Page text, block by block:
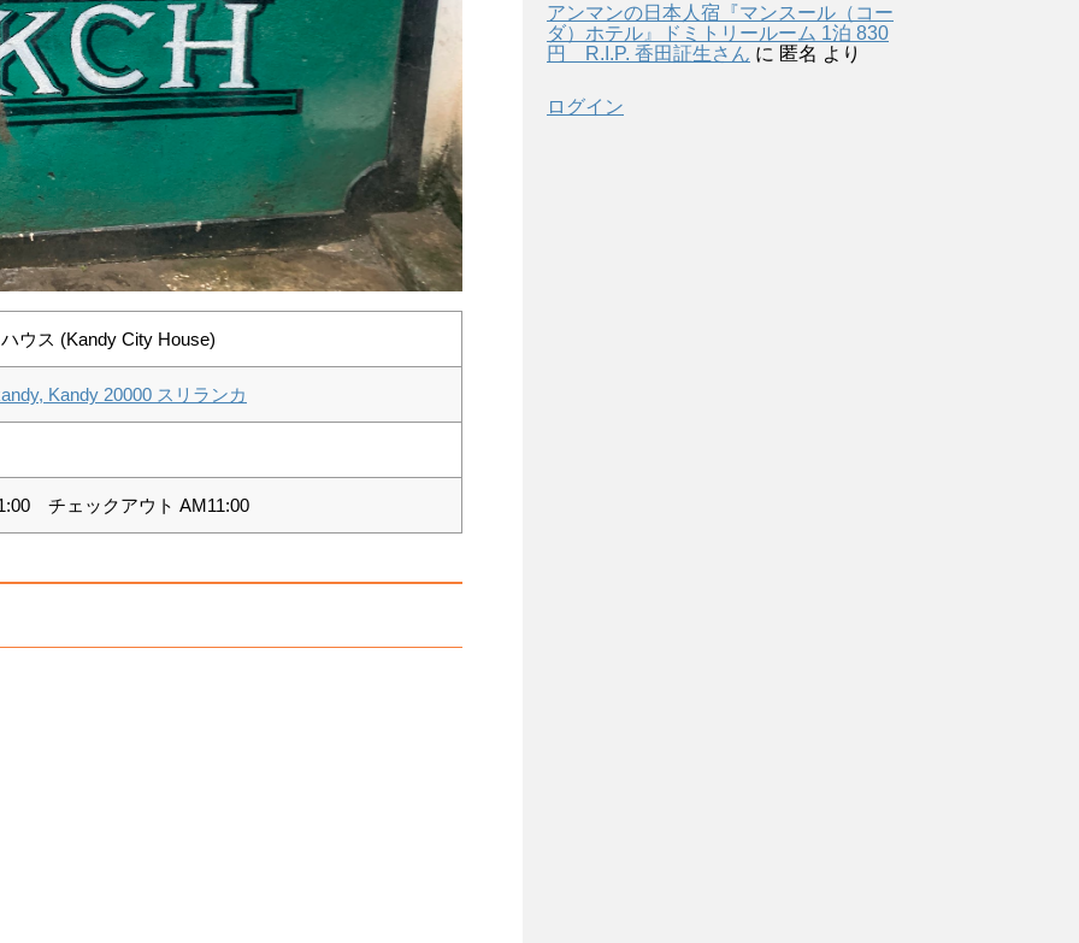
ウス (Kandy City House)
Kandy 20000 スリランカ
チェックアウト AM11:00
アンマンの日本人宿『マンスール（コー
ダ）ホテル』ドミトリールーム 1泊 830
円 R.I.P. 香田証生さん に 匿名 より
ログイン